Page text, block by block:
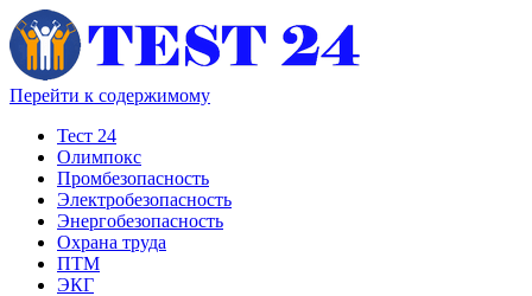
Перейти к содержимому
Тест 24
Олимпокс
Промбезопасность
Электробезопасность
Энергобезопасность
Охрана труда
ПТМ
ЭКГ